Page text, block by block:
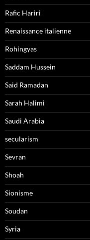
Rafic Hariri
Renaissance italienne
Rohingyas
Saddam Hussein
Said Ramadan
Sarah Halimi
Saudi Arabia
secularism
Sevran
Shoah
Sionisme
Soudan
Syria